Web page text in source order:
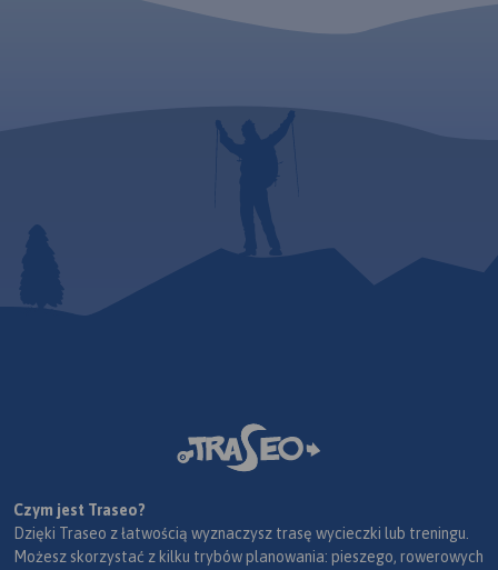
Czym jest Traseo?
Dzięki Traseo z łatwością wyznaczysz trasę wycieczki lub treningu.
Możesz skorzystać z kilku trybów planowania: pieszego, rowerowych